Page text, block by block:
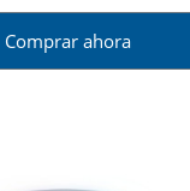
Comprar ahora